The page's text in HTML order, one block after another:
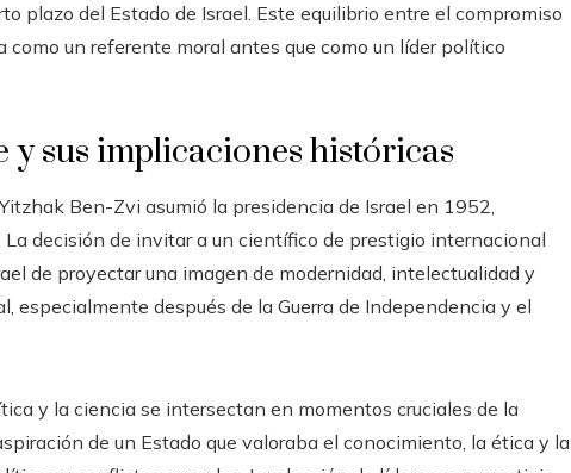
plazo del Estado de Israel. Este equilibrio entre el compromiso
un referente moral antes que como un líder político
y sus implicaciones históricas
Ben-Zvi asumió la presidencia de Israel en 1952,
decisión de invitar a un científico de prestigio internacional
de proyectar una imagen de modernidad, intelectualidad y
especialmente después de la Guerra de Independencia y el
y la ciencia se intersectan en momentos cruciales de la
de un Estado que valoraba el conocimiento, la ética y la